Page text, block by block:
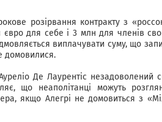
розірвання контракту з
євро для себе і 3 млн для членів
виплачувати суму, що
домовилися.
Де Лаурентіс незадоволений
що неаполітанці можуть
якщо Алегрі не домовиться з